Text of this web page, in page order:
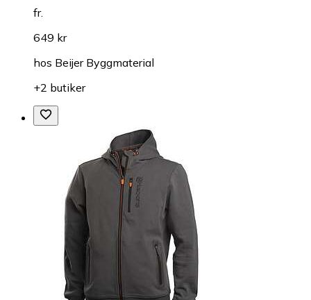
fr.
649 kr
hos Beijer Byggmaterial
+2 butiker